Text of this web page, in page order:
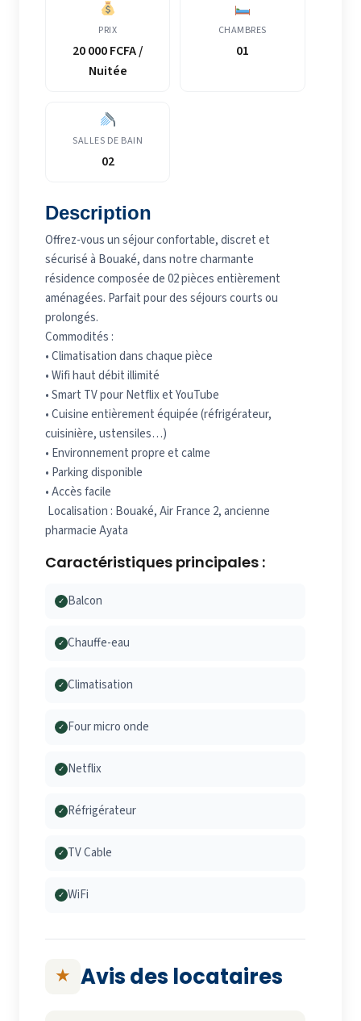
PRIX
20 000 FCFA /
Nuitée
CHAMBRES
01
SALLES DE BAIN
02
Description
Offrez-vous un séjour confortable, discret et
sécurisé à Bouaké, dans notre charmante
résidence composée de 02 pièces entièrement
aménagées. Parfait pour des séjours courts ou
prolongés.
Commodités :
• Climatisation dans chaque pièce
• Wifi haut débit illimité
• Smart TV pour Netflix et YouTube
• Cuisine entièrement équipée (réfrigérateur,
cuisinière, ustensiles…)
• Environnement propre et calme
• Parking disponible
• Accès facile
Localisation : Bouaké, Air France 2, ancienne
pharmacie Ayata
Caractéristiques principales :
✓ Balcon
✓ Chauffe-eau
✓ Climatisation
✓ Four micro onde
✓ Netflix
✓ Réfrigérateur
✓ TV Cable
✓ WiFi
★ Avis des locataires